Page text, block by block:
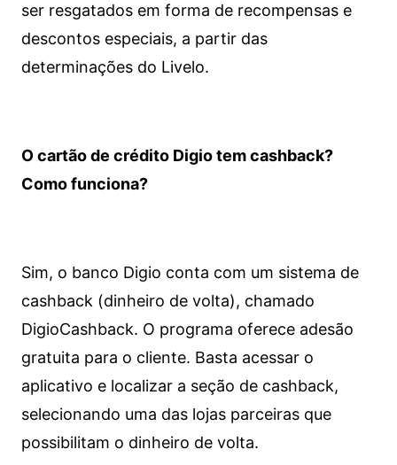
ser resgatados em forma de recompensas e
descontos especiais, a partir das
determinações do Livelo.
O cartão de crédito Digio tem cashback?
Como funciona?
Sim, o banco Digio conta com um sistema de
cashback (dinheiro de volta), chamado
DigioCashback. O programa oferece adesão
gratuita para o cliente. Basta acessar o
aplicativo e localizar a seção de cashback,
selecionando uma das lojas parceiras que
possibilitam o dinheiro de volta.